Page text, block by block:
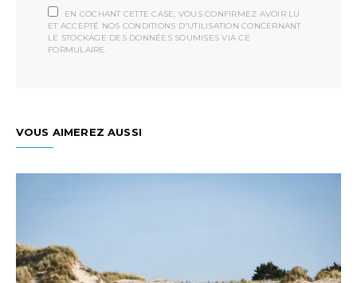
EN COCHANT CETTE CASE, VOUS CONFIRMEZ AVOIR LU
ET ACCEPTÉ NOS CONDITIONS D'UTILISATION CONCERNANT
LE STOCKAGE DES DONNÉES SOUMISES VIA CE
FORMULAIRE.
VOUS AIMEREZ AUSSI